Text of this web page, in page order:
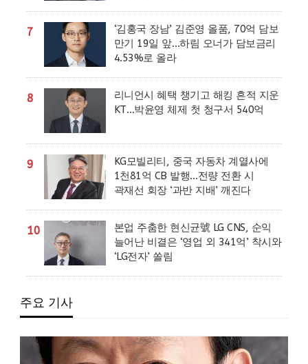
7
‘김홍국 장남’ 김준영 올품, 70억 담보
만기 19일 앞…하림 오너가 담보금리
4.53%로 올라
8
리니언시 혜택 챙기고 해킹 흔적 지운
KT…박윤영 체제 첫 청구서 540억
9
KG모빌리티, 중국 자동차 계열사에
1천81억 CB 발행…전량 전환 시
곽재선 회장 ‘과반 지배’ 깨진다
10
본업 주춤한 현신균號 LG CNS, 순익
늘어난 비결은 ‘영업 외 341억’ 착시와
‘LG전자’ 쏠림
주요 기사